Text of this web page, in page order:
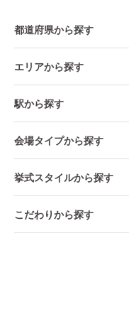
都道府県から探す
エリアから探す
駅から探す
会場タイプから探す
挙式スタイルから探す
こだわりから探す